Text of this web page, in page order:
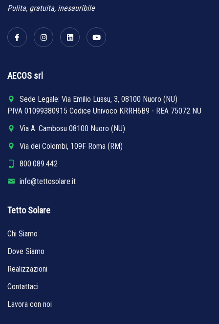
Pulita, gratuita, inesauribile
AECOS srl
Sede Legale: Via Emilio Lussu, 3, 08100 Nuoro (NU)
PIVA 01099380915 Codice Univoco KRRH6B9 - REA 75072 NU
Via A. Cambosu 08100 Nuoro (NU)
Via dei Colombi, 109F Roma (RM)
800.089.442
info@tettosolare.it
Tetto Solare
Chi Siamo
Dove Siamo
Realizzazioni
Contattaci
Lavora con noi